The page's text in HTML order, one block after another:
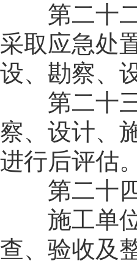
第二十二
采取应急处
设、勘察、
第二十三
察、设计、
进行后评估。
第二十四
施工单位
查、验收及